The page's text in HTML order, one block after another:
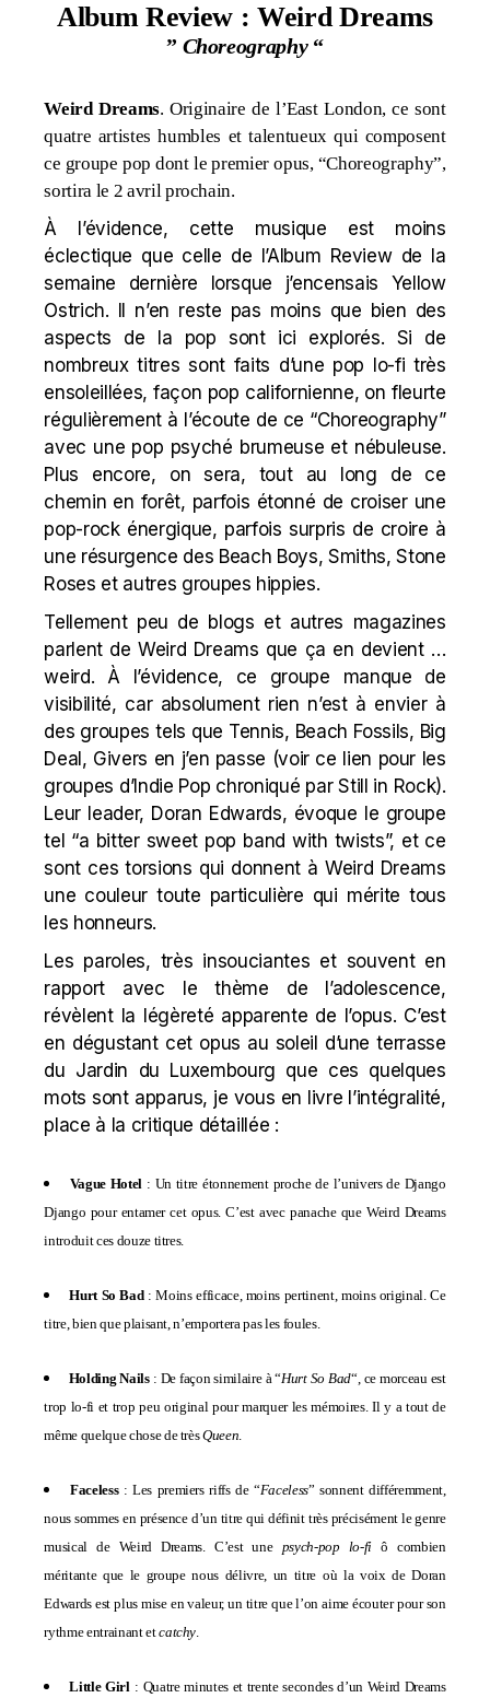
Album Review : Weird Dreams
” Choreography “
Weird Dreams. Originaire de l’East London, ce sont
quatre artistes humbles et talentueux qui composent
ce groupe pop dont le premier opus, “Choreography”,
sortira le 2 avril prochain.
À l’évidence, cette musique est moins
éclectique que celle de l’Album Review de la
semaine dernière lorsque j’encensais Yellow
Ostrich. Il n’en reste pas moins que bien des
aspects de la pop sont ici explorés. Si de
nombreux titres sont faits d’une pop lo-fi très
ensoleillées, façon pop californienne, on fleurte
régulièrement à l’écoute de ce “Choreography”
avec une pop psyché brumeuse et nébuleuse.
Plus encore, on sera, tout au long de ce
chemin en forêt, parfois étonné de croiser une
pop-rock énergique, parfois surpris de croire à
une résurgence des Beach Boys, Smiths, Stone
Roses et autres groupes hippies.
Tellement peu de blogs et autres magazines
parlent de Weird Dreams que ça en devient …
weird. À l’évidence, ce groupe manque de
visibilité, car absolument rien n’est à envier à
des groupes tels que Tennis, Beach Fossils, Big
Deal, Givers en j’en passe (voir ce lien pour les
groupes d’Indie Pop chroniqué par Still in Rock).
Leur leader, Doran Edwards, évoque le groupe
tel “a bitter sweet pop band with twists”, et ce
sont ces torsions qui donnent à Weird Dreams
une couleur toute particulière qui mérite tous
les honneurs.
Les paroles, très insouciantes et souvent en
rapport avec le thème de l’adolescence,
révèlent la légèreté apparente de l’opus. C’est
en dégustant cet opus au soleil d’une terrasse
du Jardin du Luxembourg que ces quelques
mots sont apparus, je vous en livre l’intégralité,
place à la critique détaillée :
Vague Hotel : Un titre étonnement proche de l’univers de Django
Django pour entamer cet opus. C’est avec panache que Weird Dreams
introduit ces douze titres.
Hurt So Bad: Moins efficace, moins pertinent, moins original. Ce
titre, bien que plaisant, n’emportera pas les foules.
Holding Nails: De façon similaire à “Hurt So Bad“, ce morceau est
trop lo-fi et trop peu original pour marquer les mémoires. Il y a tout de
même quelque chose de trèsQueen.
Faceless: Les premiers riffs de “Faceless” sonnent différemment,
nous sommes en présence d’un titre qui définit très précisément le genre
musical de Weird Dreams. C’est une psych-pop lo-fiô combien
méritante que le groupe nous délivre, un titre où la voix de Doran
Edwards est plus mise en valeur, un titre que l’on aime écouter pour son
rythme entrainant etcatchy.
Little Girl : Quatre minutes et trente secondes d’un Weird Dreams